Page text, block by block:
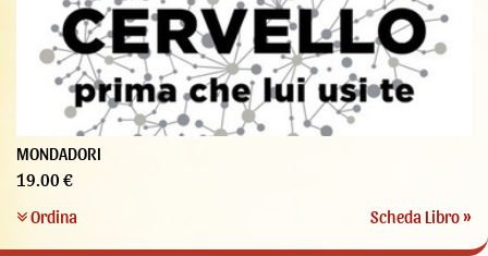
MONDADORI
19.00 €
Ordina
Scheda Libro »